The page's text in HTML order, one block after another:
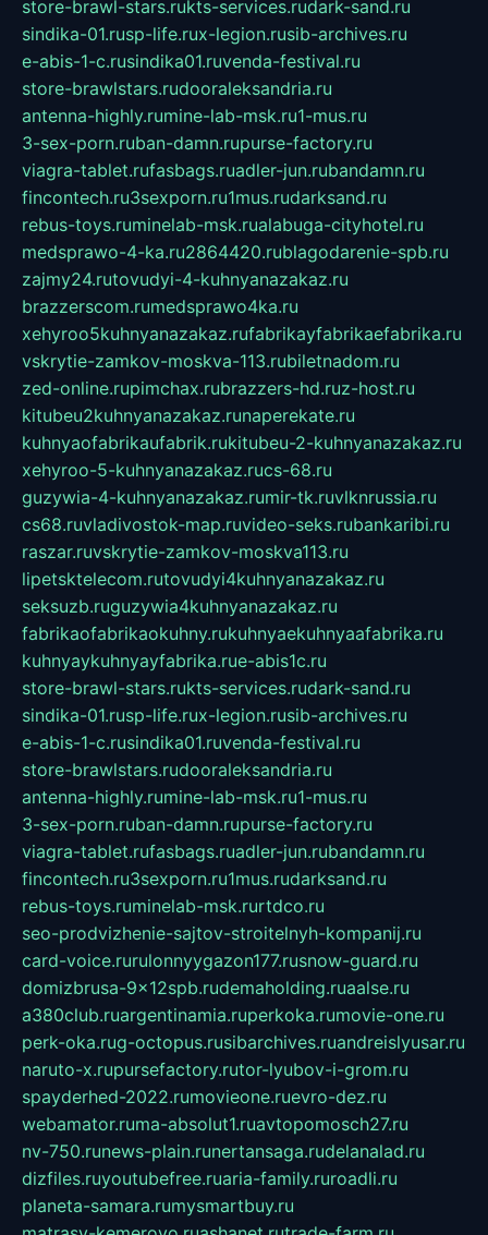
store-brawl-stars.rukts-services.rudark-sand.ru
sindika-01.rusp-life.rux-legion.rusib-archives.ru
e-abis-1-c.rusindika01.ruvenda-festival.ru
store-brawlstars.rudooraleksandria.ru
antenna-highly.rumine-lab-msk.ru1-mus.ru
3-sex-porn.ruban-damn.rupurse-factory.ru
viagra-tablet.rufasbags.ruadler-jun.rubandamn.ru
fincontech.ru3sexporn.ru1mus.rudarksand.ru
rebus-toys.ruminelab-msk.rualabuga-cityhotel.ru
medsprawo-4-ka.ru2864420.rublagodarenie-spb.ru
zajmy24.rutovudyi-4-kuhnyanazakaz.ru
brazzerscom.rumedsprawo4ka.ru
xehyroo5kuhnyanazakaz.rufabrikayfabrikaefabrika.ru
vskrytie-zamkov-moskva-113.rubiletnadom.ru
zed-online.rupimchax.rubrazzers-hd.ruz-host.ru
kitubeu2kuhnyanazakaz.runaperekate.ru
kuhnyaofabrikaufabrik.rukitubeu-2-kuhnyanazakaz.ru
xehyroo-5-kuhnyanazakaz.rucs-68.ru
guzywia-4-kuhnyanazakaz.rumir-tk.ruvlknrussia.ru
cs68.ruvladivostok-map.ruvideo-seks.rubankaribi.ru
raszar.ruvskrytie-zamkov-moskva113.ru
lipetsktelecom.rutovudyi4kuhnyanazakaz.ru
seksuzb.ruguzywia4kuhnyanazakaz.ru
fabrikaofabrikaokuhny.rukuhnyaekuhnyaafabrika.ru
kuhnyaykuhnyayfabrika.rue-abis1c.ru
store-brawl-stars.rukts-services.rudark-sand.ru
sindika-01.rusp-life.rux-legion.rusib-archives.ru
e-abis-1-c.rusindika01.ruvenda-festival.ru
store-brawlstars.rudooraleksandria.ru
antenna-highly.rumine-lab-msk.ru1-mus.ru
3-sex-porn.ruban-damn.rupurse-factory.ru
viagra-tablet.rufasbags.ruadler-jun.rubandamn.ru
fincontech.ru3sexporn.ru1mus.rudarksand.ru
rebus-toys.ruminelab-msk.rurtdco.ru
seo-prodvizhenie-sajtov-stroitelnyh-kompanij.ru
card-voice.rurulonnyygazon177.rusnow-guard.ru
domizbrusa-9x12spb.rudemaholding.ruaalse.ru
a380club.ruargentinamia.ruperkoka.rumovie-one.ru
perk-oka.rug-octopus.rusibarchives.ruandreislyusar.ru
naruto-x.rupursefactory.rutor-lyubov-i-grom.ru
spayderhed-2022.rumovieone.ruevro-dez.ru
webamator.ruma-absolut1.ruavtopomosch27.ru
nv-750.runews-plain.runertansaga.rudelanalad.ru
dizfiles.ruyoutubefree.ruaria-family.ruroadli.ru
planeta-samara.rumysmartbuy.ru